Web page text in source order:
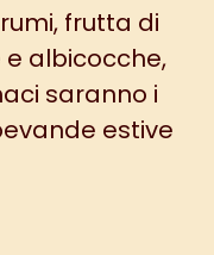
frutta di
albicocche,
saranno i
estive